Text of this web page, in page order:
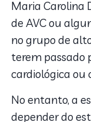
Maria Carolina
de AVC ou
no grupo de
terem passado
cardiológica ou
No entanto, a
depender do